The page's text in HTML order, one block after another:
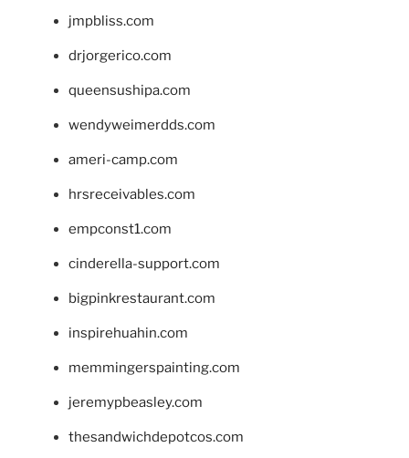
jmpbliss.com
drjorgerico.com
queensushipa.com
wendyweimerdds.com
ameri-camp.com
hrsreceivables.com
empconst1.com
cinderella-support.com
bigpinkrestaurant.com
inspirehuahin.com
memmingerspainting.com
jeremypbeasley.com
thesandwichdepotcos.com